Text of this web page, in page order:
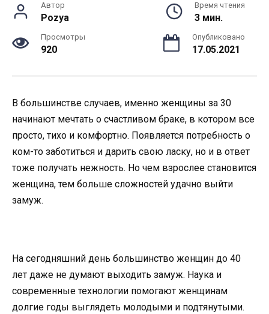
Автор
Pozya
Время чтения
3 мин.
Просмотры
920
Опубликовано
17.05.2021
В большинстве случаев, именно женщины за 30
начинают мечтать о счастливом браке, в котором все
просто, тихо и комфортно. Появляется потребность о
ком-то заботиться и дарить свою ласку, но и в ответ
тоже получать нежность. Но чем взрослее становится
женщина, тем больше сложностей удачно выйти
замуж.
На сегодняшний день большинство женщин до 40
лет даже не думают выходить замуж. Наука и
современные технологии помогают женщинам
долгие годы выглядеть молодыми и подтянутыми.